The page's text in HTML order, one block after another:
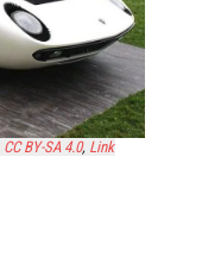
CC BY-SA 4.0, Link